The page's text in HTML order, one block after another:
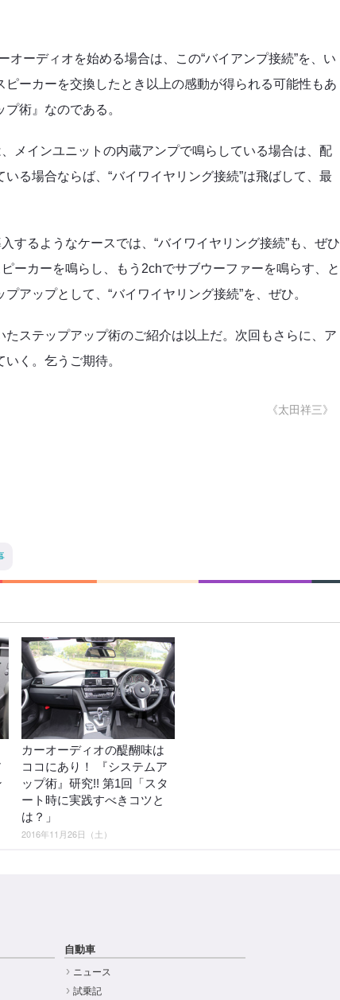
ーディオを始める場合は、この“バイアンプ接続”を、い
ーカーを交換したとき以上の感動が得られる可能性もあ
術』なのである。
メインユニットの内蔵アンプで鳴らしている場合は、配
る場合ならば、“バイワイヤリング接続”は飛ばして、最
するようなケースでは、“バイワイヤリング接続”も、ぜひ
ーカーを鳴らし、もう2chでサブウーファーを鳴らす、と
アップとして、“バイワイヤリング接続”を、ぜひ。
ステップアップ術のご紹介は以上だ。次回もさらに、ア
く。乞うご期待。
《太田祥三》
カーオーディオの醍醐味は
ココにあり！ 『システムア
ップ術』研究!! 第1回「スタ
ート時に実践すべきコツと
は？」
2016年11月26日（土）
自動車
ニュース
試乗記